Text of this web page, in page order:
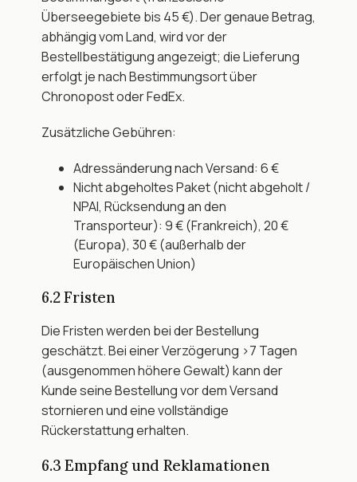
Überseegebiete bis 45 €). Der genaue Betrag,
abhängig vom Land, wird vor der
Bestellbestätigung angezeigt; die Lieferung
erfolgt je nach Bestimmungsort über
Chronopost oder FedEx.
Zusätzliche Gebühren:
Adressänderung nach Versand: 6 €
Nicht abgeholtes Paket (nicht abgeholt /
NPAI, Rücksendung an den
Transporteur): 9 € (Frankreich), 20 €
(Europa), 30 € (außerhalb der
Europäischen Union)
6.2 Fristen
Die Fristen werden bei der Bestellung
geschätzt. Bei einer Verzögerung >7 Tagen
(ausgenommen höhere Gewalt) kann der
Kunde seine Bestellung vor dem Versand
stornieren und eine vollständige
Rückerstattung erhalten.
6.3 Empfang und Reklamationen